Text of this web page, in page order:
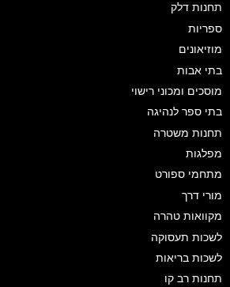
תחנות דלק
ספריות
מוזיאונים
בתי אבות
מוסכים ומכוני רישוי
בתי ספר לנהיגה
תחנות משטרה
מפלגות
מתחמי ספורט
מורי דרך
מקוואות טהרה
לשכות תעסוקה
לשכות בריאות
תחנות רב קו